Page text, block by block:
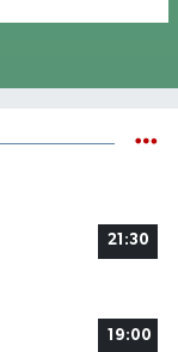
21:30
19:00